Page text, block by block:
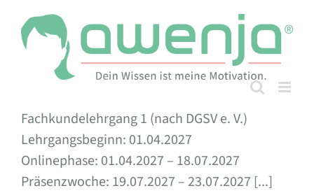
content
Fachkundelehrgang 1 (nach DGSV e. V.)
Lehrgangsbeginn: 01.04.2027
Onlinephase: 01.04.2027 – 18.07.2027
Präsenzwoche: 19.07.2027 – 23.07.2027 [...]